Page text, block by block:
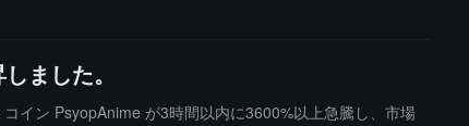
ました。
イン PsyopAnime が3時間以内に3600%以上急騰し、市場